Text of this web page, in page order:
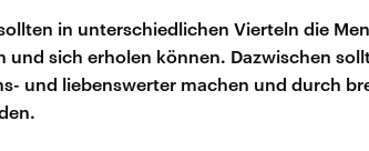
in unterschiedlichen Vierteln die
und sich erholen können. Dazwischen
und liebenswerter machen und durch